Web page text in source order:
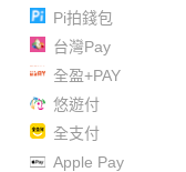
Pi拍錢包
台灣Pay
全盈+PAY
悠遊付
全支付
Apple Pay